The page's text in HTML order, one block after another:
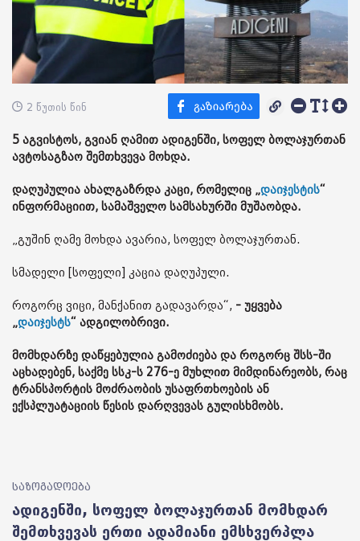
2 წუთის წინ
5 აგვისტოს, გვიან ღამით ადიგენში, სოფელ ბოლაჯურთან
ავტოსაგზაო შემთხვევა მოხდა.
დაღუპულია ახალგაზრდა კაცი, რომელიც „დაიჯესტის“
ინფორმაციით, სამაშველო სამსახურში მუშაობდა.
„გუშინ ღამე მოხდა ავარია, სოფელ ბოლაჯურთან.
სმადელი [სოფელი] კაცია დაღუპული.
როგორც ვიცი, მანქანით გადავარდა“, - უყვება
„დაიჯესტს“ ადგილობრივი.
მომხდარზე დაწყებულია გამოძიება და როგორც შსს-ში
აცხადებენ, საქმე სსკ-ს 276-ე მუხლით მიმდინარეობს, რაც
ტრანსპორტის მოძრაობის უსაფრთხოების ან
ექსპლუატაციის წესის დარღვევას გულისხმობს.
საზოგადოება
ადიგენში, სოფელ ბოლაჯურთან მომხდარ
შემთხვევას ერთი ადამიანი ემსხვერპლა